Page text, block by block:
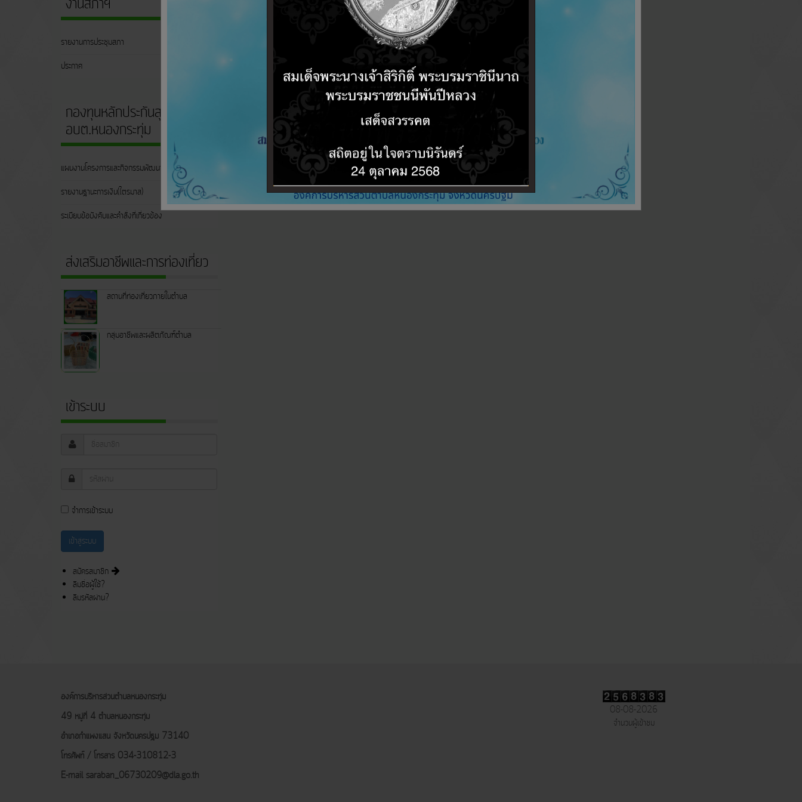
รายงานการประชุมสภา
ประกาศ
กองทุนหลักประกันสุขภาพฯ
อบต.หนองกระทุ่ม
แผนงานโครงการและกิจกรรมพัฒนาสุขภาพ
รายงานฐานะการเงิน(ไตรมาส)
ระเบียบข้อบังคับและคำสั่งที่เกี่ยวข้อง
ส่งเสริมอาชีพและการท่องเที่ยว
สถานที่ท่องเที่ยวภายในตำบล
กลุ่มอาชีพและผลิตภัณฑ์ตำบล
เข้าระบบ
จำการเข้าระบบ
สมัครสมาชิก
ลืมชื่อผู้ใช้?
ลืมรหัสผ่าน?
องค์การบริหารส่วนตำบลหนองกระทุ่ม
49 หมู่ที่ 4 ตำบลหนองกระทุ่ม
อำเภอกำแพงแสน จังหวัดนครปฐม 73140
โทรศัพท์ / โทรสาร 034-310812-3
E-mail saraban_06730209@dla.go.th
08-08-2026
จำนวนผู้เข้าชม